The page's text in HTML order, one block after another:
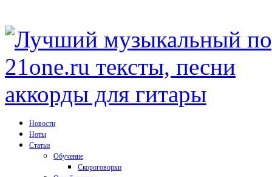
Новости
Ноты
Статьи
Обучение
Скороговорки